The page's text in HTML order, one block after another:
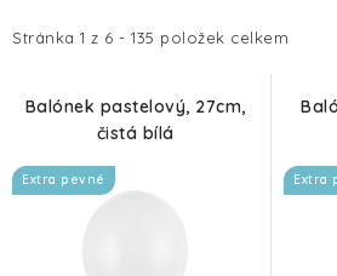
i
p
o
Stránka 1 z 6 - 135 položek celkem
e
r
Balónek pastelový, 27cm,
čistá bílá
Extra pevné Extra